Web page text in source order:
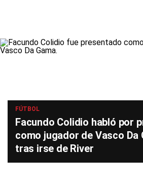
FÚTBOL
Facundo Colidio habló por
como jugador de Vasco Da
tras irse de River